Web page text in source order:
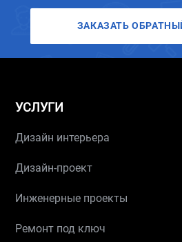
ЗАКАЗАТЬ
УСЛУГИ
Дизайн интерьера
Дизайн-проект
Инженерные проекты
Ремонт под ключ